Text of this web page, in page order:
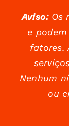
Aviso:Os
e
fatores.
Nenhum
ou